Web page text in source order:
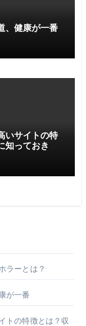
、健康が一番
いサイトの特
っておきた
ラーとは？
が一番
トの特徴とは？収